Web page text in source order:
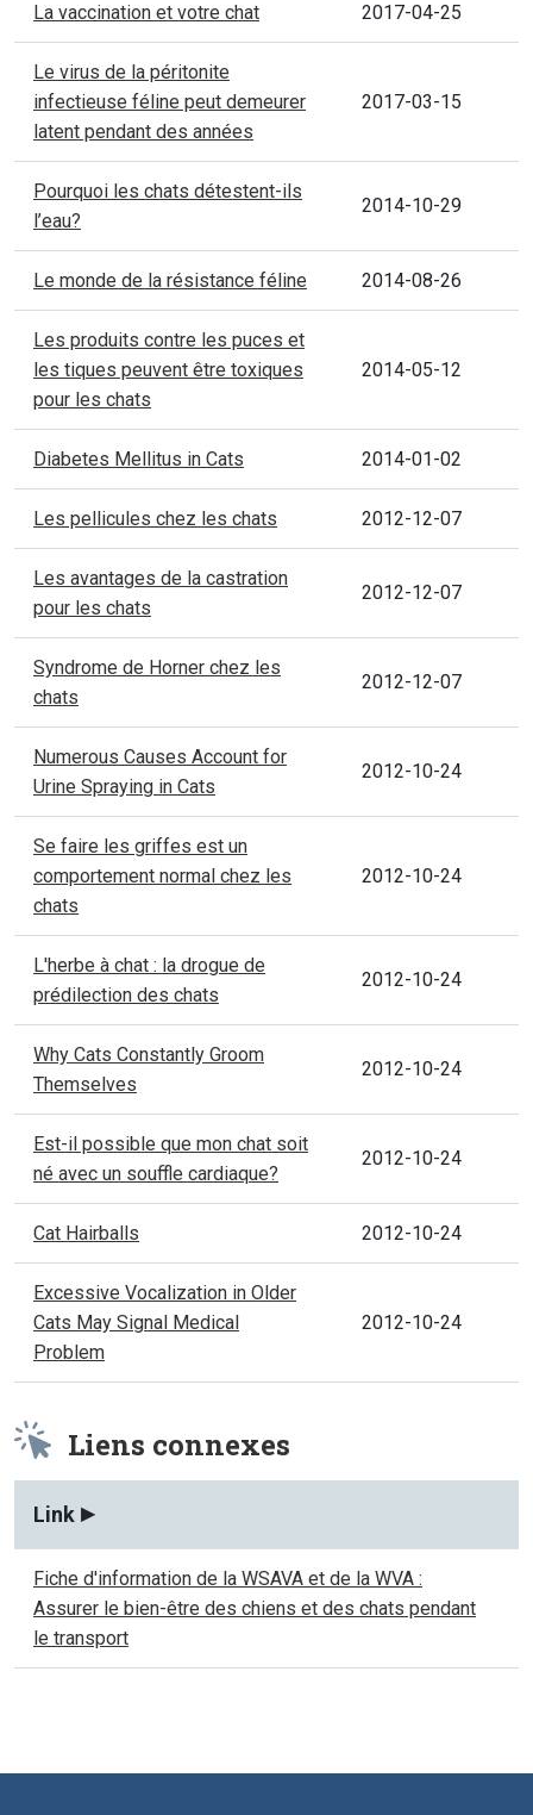
La vaccination et votre chat 2017-04-25
Le virus de la péritonite
infectieuse féline peut demeurer
latent pendant des années
2017-03-15
Pourquoi les chats détestent-ils
l’eau?
2014-10-29
Le monde de la résistance féline 2014-08-26
Les produits contre les puces et
les tiques peuvent être toxiques
pour les chats
2014-05-12
Diabetes Mellitus in Cats 2014-01-02
Les pellicules chez les chats 2012-12-07
Les avantages de la castration
pour les chats
2012-12-07
Syndrome de Horner chez les
chats
2012-12-07
Numerous Causes Account for
Urine Spraying in Cats
2012-10-24
Se faire les griffes est un
comportement normal chez les
chats
2012-10-24
L'herbe à chat : la drogue de
prédilection des chats
2012-10-24
Why Cats Constantly Groom
Themselves
2012-10-24
Est-il possible que mon chat soit
né avec un souffle cardiaque?
2012-10-24
Cat Hairballs 2012-10-24
Excessive Vocalization in Older
Cats May Signal Medical
Problem
2012-10-24
Liens connexes
Link
Fiche d'information de la WSAVA et de la WVA :
Assurer le bien-être des chiens et des chats pendant
le transport